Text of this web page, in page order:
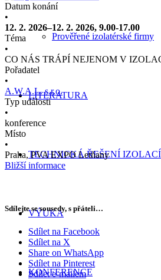
Prověřené izolatérské firmy
LITERATURA
TECHNICKÁ ŘEŠENÍ IZOLACÍ
VÝUKA
KONFERENCE
Datum konání
•
12. 2. 2026–12. 2. 2026, 9.00-17.00
Téma
•
CO NÁS TRÁPÍ NEJENOM V
Pořadatel
•
A.W.A.L. s.r.o.
Typ události
•
konference
Místo
•
Praha, PVA EXPO Letňany
Bližší informace
Sdílejte se sousedy, s přáteli…
Sdílet na Facebook
Sdílet na X
Share on WhatsApp
Sdílet na Pinterest
Sdílet e-mailem